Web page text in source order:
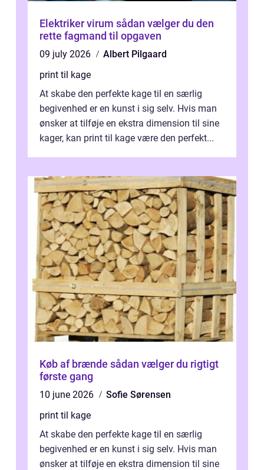
Elektriker virum sådan vælger du den
rette fagmand til opgaven
09 july 2026
Albert Pilgaard
print til kage
At skabe den perfekte kage til en særlig
begivenhed er en kunst i sig selv. Hvis man
ønsker at tilføje en ekstra dimension til sine
kager, kan print til kage være den perfekt...
Køb af brænde sådan vælger du rigtigt
første gang
10 june 2026
Sofie Sørensen
print til kage
At skabe den perfekte kage til en særlig
begivenhed er en kunst i sig selv. Hvis man
ønsker at tilføje en ekstra dimension til sine